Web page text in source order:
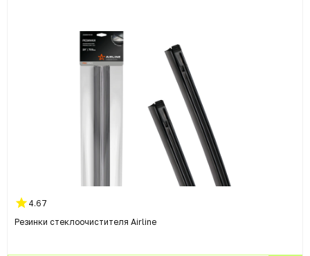
4.67
Резинки стеклоочистителя Airline